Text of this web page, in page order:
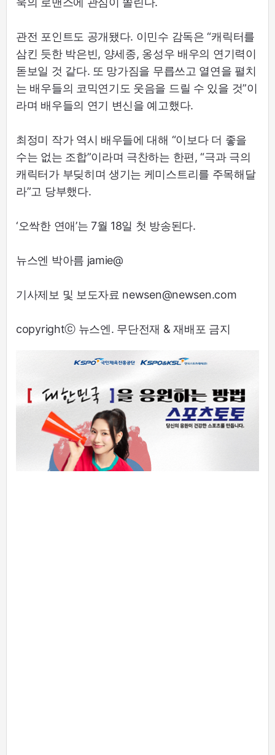
관전 포인트도 공개됐다. 이민수 감독은 “캐릭터를
삼킨 듯한 박은빈, 양세종, 옹성우 배우의 연기력이
돋보일 것 같다. 또 망가짐을 무릅쓰고 열연을 펼치
는 배우들의 코믹연기도 웃음을 드릴 수 있을 것”이
라며 배우들의 연기 변신을 예고했다.
최정미 작가 역시 배우들에 대해 “이보다 더 좋을
수는 없는 조합”이라며 극찬하는 한편, “극과 극의
캐릭터가 부딪히며 생기는 케미스트리를 주목해달
라”고 당부했다.
‘오싹한 연애’는 7월 18일 첫 방송된다.
뉴스엔 박아름 jamie@
기사제보 및 보도자료 newsen@newsen.com
copyrightⓒ 뉴스엔. 무단전재 & 재배포 금지